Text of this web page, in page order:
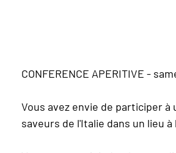
CONFERENCE APERITIVE -
Vous avez envie de participer
saveurs de l'Italie dans un lieu